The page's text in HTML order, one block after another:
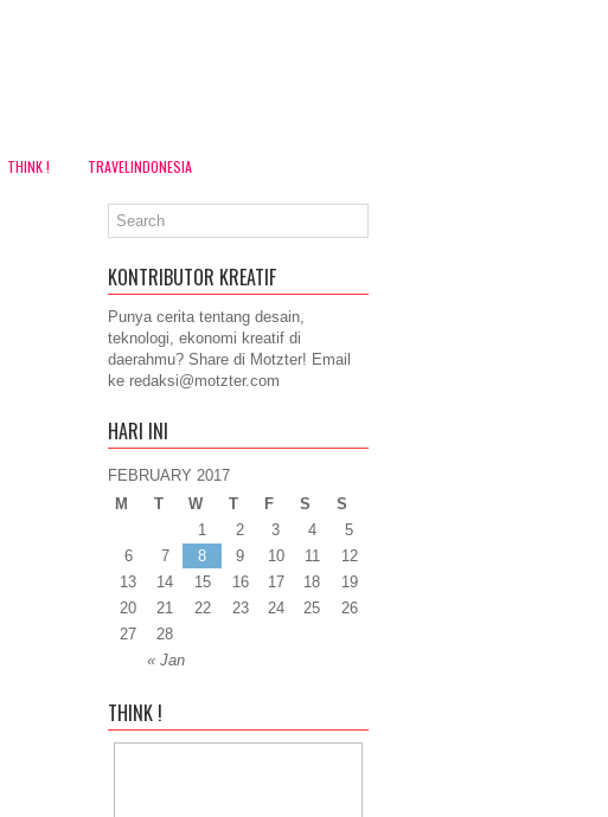
THINK ! TRAVELINDONESIA
KONTRIBUTOR KREATIF
Punya cerita tentang desain,
teknologi, ekonomi kreatif di
daerahmu? Share di Motzter! Email
ke redaksi@motzter.com
HARI INI
FEBRUARY 2017
M
T W T F S S
« Jan
1 2 3 4
5
6
7 8 9 10 11
12
13
14 15 16 17 18
19
20
21 22 23 24 25
26
27
28
THINK !